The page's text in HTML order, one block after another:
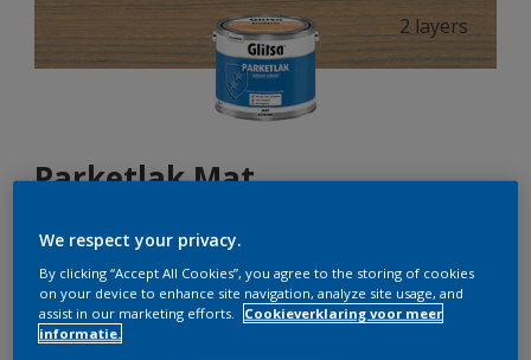
2 layers
Parketlak Mat
Kleurloos
ER IS SLECHTS 1 KLEUR BESCHIKBAAR
Grootte
We respect your privacy.
By clicking “Accept All Cookies”, you agree to the storing of cookies
on your device to enhance site navigation, analyze site usage, and
assist in our marketing efforts.
Cookieverklaring voor meer
informatie.